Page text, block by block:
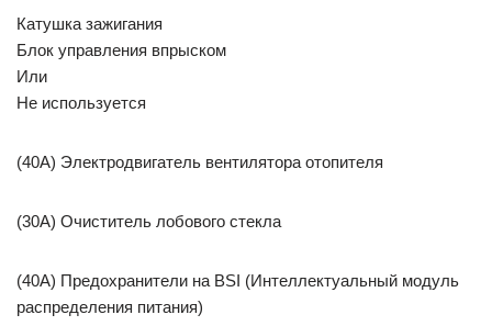
Катушка зажигания
Блок управления впрыском
Или
Не используется
(40A) Электродвигатель вентилятора отопителя
(30A) Очиститель лобового стекла
(40A) Предохранители на BSI (Интеллектуальный модуль
распределения питания)